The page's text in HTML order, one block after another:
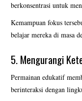
berkonsentrasi untuk
Kemampuan fokus
belajar mereka di masa
5. Mengurangi
Permainan edukatif
berinteraksi dengan